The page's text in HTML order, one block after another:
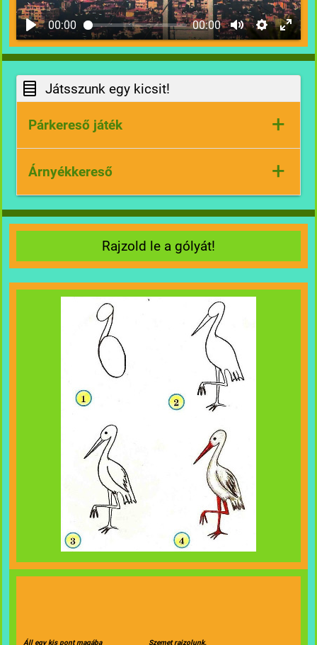
00:00 00:00
Játsszunk egy kicsit!
Párkereső játék +
Árnyékkereső +
Rajzold le a gólyát!
Áll egy kis pont magába Szemet rajzolunk.